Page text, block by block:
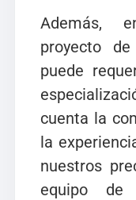
Además,
proyecto
puede
cuenta la
la
nuestros
equipo de